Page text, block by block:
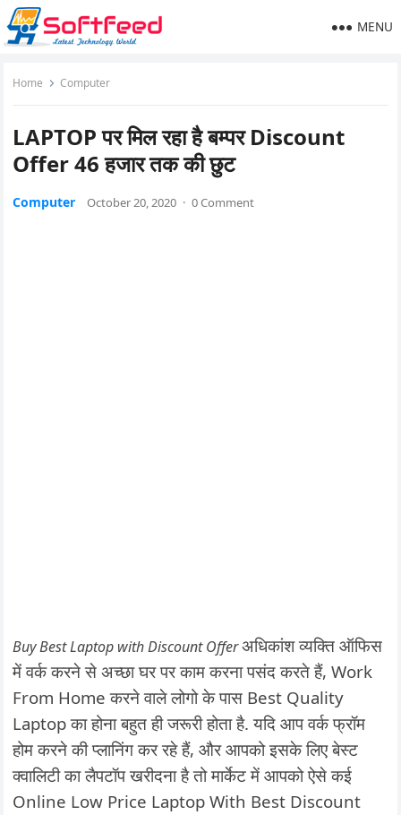
MENU
Home Computer
LAPTOP पर मिल रहा है बम्पर Discount
Offer 46 हजार तक की छुट
Computer October 20, 2020 · 0 Comment
Buy Best Laptop with Discount Offerअधिकांश व्यक्ति ऑफिस
में वर्क करने से अच्छा घर पर काम करना पसंद करते हैं, Work
From Home करने वाले लोगो के पास Best Quality
Laptop का होना बहुत ही जरूरी होता है. यदि आप वर्क फ्रॉम
होम करने की प्लानिंग कर रहे हैं, और आपको इसके लिए बेस्ट
क्वालिटी का लैपटॉप खरीदना है तो मार्केट में आपको ऐसे कई
Online Low Price Laptop With Best Discount